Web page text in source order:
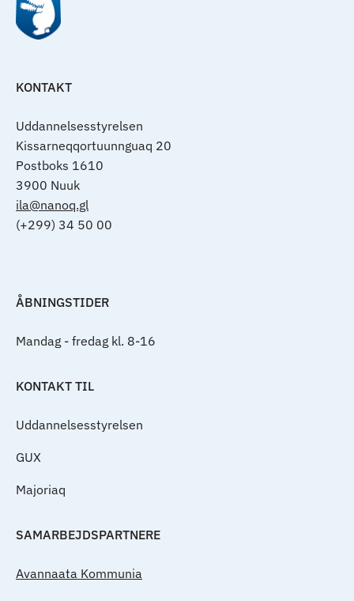
KONTAKT
Uddannelsesstyrelsen
Kissarneqqortuunnguaq 20
Postboks 1610
3900 Nuuk
ila@nanoq.gl
(+299) 34 50 00
ÅBNINGSTIDER
Mandag - fredag kl. 8-16
KONTAKT TIL
Uddannelsesstyrelsen
GUX
Majoriaq
SAMARBEJDSPARTNERE
Avannaata Kommunia